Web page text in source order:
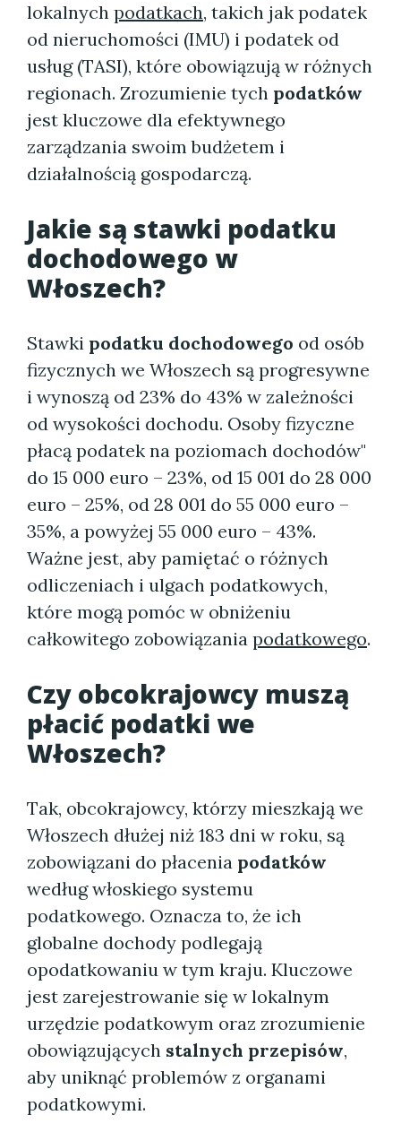
lokalnych podatkach, takich jak podatek
od nieruchomości (IMU) i podatek od
usług (TASI), które obowiązują w różnych
regionach. Zrozumienie tych podatków
jest kluczowe dla efektywnego
zarządzania swoim budżetem i
działalnością gospodarczą.
Jakie są stawki podatku
dochodowego w
Włoszech?
Stawki podatku dochodowego od osób
fizycznych we Włoszech są progresywne
i wynoszą od 23% do 43% w zależności
od wysokości dochodu. Osoby fizyczne
płacą podatek na poziomach dochodów"
do 15 000 euro – 23%, od 15 001 do 28 000
euro – 25%, od 28 001 do 55 000 euro –
35%, a powyżej 55 000 euro – 43%.
Ważne jest, aby pamiętać o różnych
odliczeniach i ulgach podatkowych,
które mogą pomóc w obniżeniu
całkowitego zobowiązania podatkowego.
Czy obcokrajowcy muszą
płacić podatki we
Włoszech?
Tak, obcokrajowcy, którzy mieszkają we
Włoszech dłużej niż 183 dni w roku, są
zobowiązani do płacenia podatków
według włoskiego systemu
podatkowego. Oznacza to, że ich
globalne dochody podlegają
opodatkowaniu w tym kraju. Kluczowe
jest zarejestrowanie się w lokalnym
urzędzie podatkowym oraz zrozumienie
obowiązujących stalnych przepisów,
aby uniknąć problemów z organami
podatkowymi.